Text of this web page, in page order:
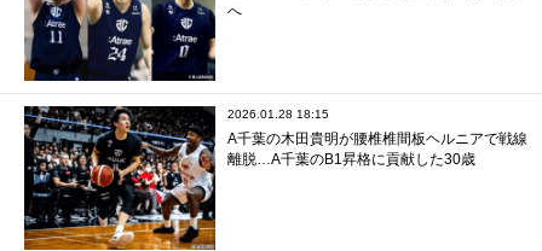
へ
2026.01.28 18:15
A千葉の木田貴明が腰椎椎間板ヘルニアで戦線
離脱…A千葉のB1昇格に貢献した30歳